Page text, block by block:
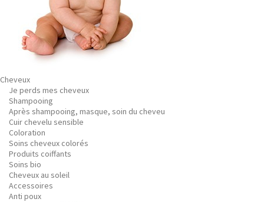
Cheveux
Je perds mes cheveux
Shampooing
Après shampooing, masque, soin du cheveu
Cuir chevelu sensible
Coloration
Soins cheveux colorés
Produits coiffants
Soins bio
Cheveux au soleil
Accessoires
Anti poux